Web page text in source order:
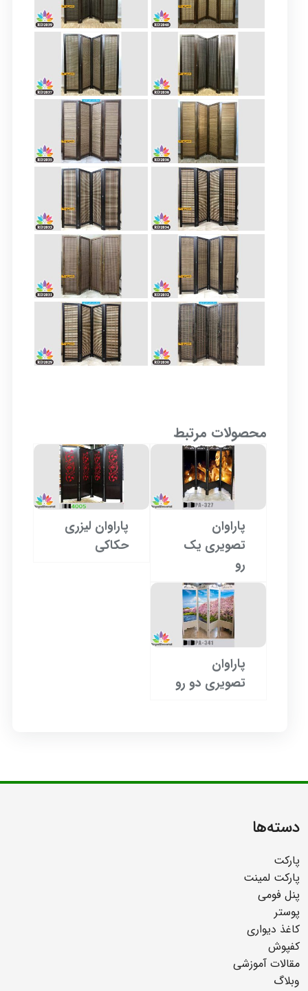
محصولات مرتبط
پاراوان
تصویری یک
رو
پاراوان لیزری
حکاکی
پاراوان
تصویری دو رو
دسته‌ها
پارکت
پارکت لمینت
پنل فومی
پوستر
کاغذ دیواری
کفپوش
مقالات آموزشی
وبلاگ